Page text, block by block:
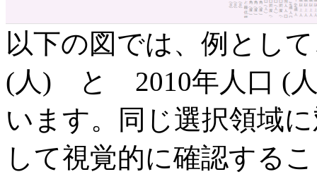
以下の図では、例とし
(人) と 2010年人口 (
います。同じ選択領域
して視覚的に確認する